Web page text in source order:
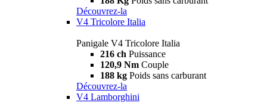
Découvrez-la
V4 Tricolore Italia
Panigale V4 Tricolore Italia
216 ch Puissance
120,9 Nm Couple
188 kg Poids sans carburant
Découvrez-la
V4 Lamborghini